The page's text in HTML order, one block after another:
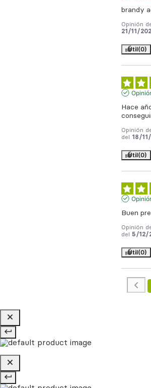
brandy
Opinión
21/11/
Útil(0)
Hace
Opinión
del
18/
Útil(0)
Buen
Opinión
del 5/12/
Útil(0)